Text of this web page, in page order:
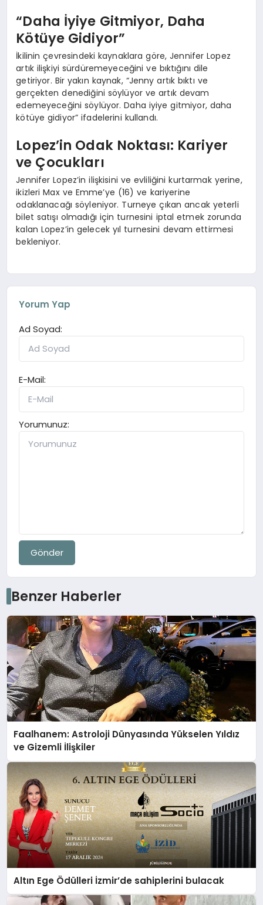
“Daha İyiye Gitmiyor, Daha
Kötüye Gidiyor”
İkilinin çevresindeki kaynaklara göre, Jennifer Lopez
artık ilişkiyi sürdüremeyeceğini ve bıktığını dile
getiriyor. Bir yakın kaynak, “Jenny artık bıktı ve
gerçekten denediğini söylüyor ve artık devam
edemeyeceğini söylüyor. Daha iyiye gitmiyor, daha
kötüye gidiyor” ifadelerini kullandı.
Lopez’in Odak Noktası: Kariyer
ve Çocukları
Jennifer Lopez’in ilişkisini ve evliliğini kurtarmak yerine,
ikizleri Max ve Emme’ye (16) ve kariyerine
odaklanacağı söyleniyor. Turneye çıkan ancak yeterli
bilet satışı olmadığı için turnesini iptal etmek zorunda
kalan Lopez’in gelecek yıl turnesini devam ettirmesi
bekleniyor.
Yorum Yap
Ad Soyad:
E-Mail:
Yorumunuz:
Gönder
Benzer Haberler
Faalhanem: Astroloji Dünyasında Yükselen Yıldız
ve Gizemli İlişkiler
Altın Ege Ödülleri İzmir’de sahiplerini bulacak